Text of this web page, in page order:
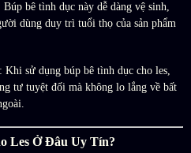
Búp bê tình dục này dễ dàng vệ sinh,
dùng duy trì tuổi thọ của sản phẩm
: Khi sử dụng búp bê tình dục cho les,
tư tuyệt đối mà không lo lắng về bất
Les Ở Đâu Uy Tín?